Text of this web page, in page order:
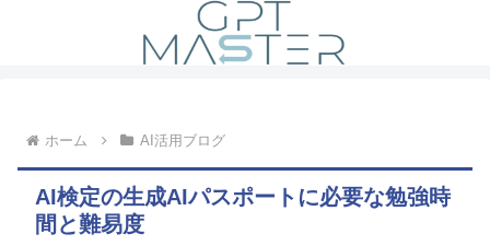
ホーム AI活用ブログ
AI検定の生成AIパスポートに必要な勉強時
間と難易度